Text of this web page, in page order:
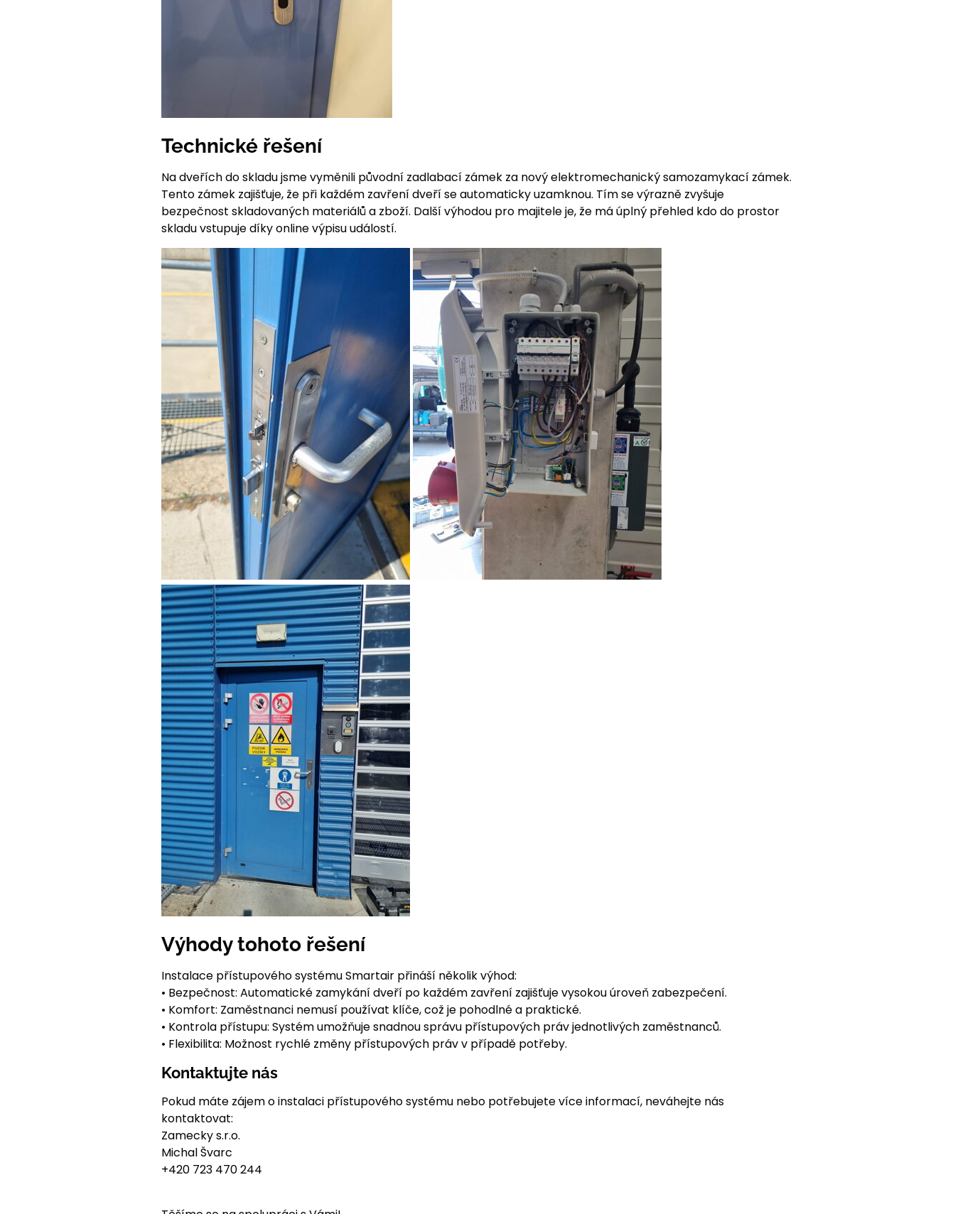
Technické řešení
Na dveřích do skladu jsme vyměnili původní zadlabací zámek za nový elektromechanický samozamykací zámek.
Tento zámek zajišťuje, že při každém zavření dveří se automaticky uzamknou. Tím se výrazně zvyšuje
bezpečnost skladovaných materiálů a zboží. Další výhodou pro majitele je, že má úplný přehled kdo do prostor
skladu vstupuje díky online výpisu událostí.
Výhody tohoto řešení
Instalace přístupového systému Smartair přináší několik výhod:
• Bezpečnost: Automatické zamykání dveří po každém zavření zajišťuje vysokou úroveň zabezpečení.
• Komfort: Zaměstnanci nemusí používat klíče, což je pohodlné a praktické.
• Kontrola přístupu: Systém umožňuje snadnou správu přístupových práv jednotlivých zaměstnanců.
• Flexibilita: Možnost rychlé změny přístupových práv v případě potřeby.
Kontaktujte nás
Pokud máte zájem o instalaci přístupového systému nebo potřebujete více informací, neváhejte nás
kontaktovat:
Zamecky s.r.o.
Michal Švarc
+420 723 470 244